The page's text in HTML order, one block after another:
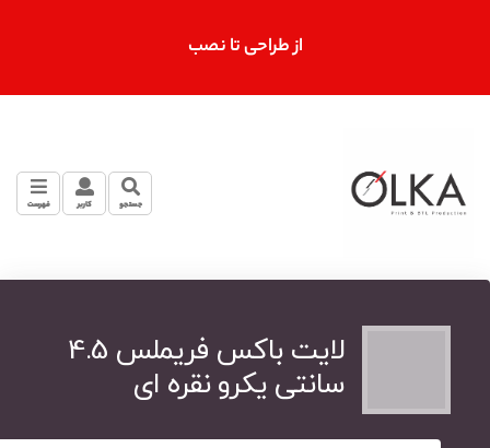
از طراحی تا نصب
جستجو کاربر فهرست
لایت باکس فریملس 4.5
سانتی یکرو نقره ای